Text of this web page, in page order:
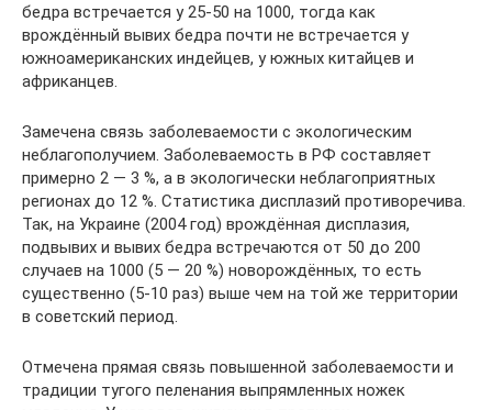
бедра встречается у 25-50 на 1000, тогда как
врождённый вывих бедра почти не встречается у
южноамериканских индейцев, у южных китайцев и
африканцев.
Замечена связь заболеваемости с экологическим
неблагополучием. Заболеваемость в РФ составляет
примерно 2 — 3 %, а в экологически неблагоприятных
регионах до 12 %. Статистика дисплазий противоречива.
Так, на Украине (2004 год) врождённая дисплазия,
подвывих и вывих бедра встречаются от 50 до 200
случаев на 1000 (5 — 20 %) новорождённых, то есть
существенно (5-10 раз) выше чем на той же территории
в советский период.
Отмечена прямая связь повышенной заболеваемости и
традиции тугого пеленания выпрямленных ножек